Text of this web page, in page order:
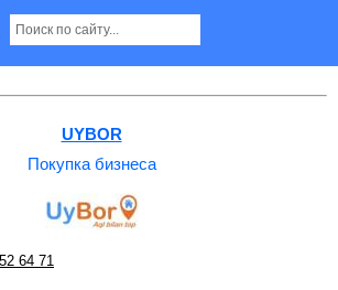
в Ташкенте
UYBOR
Покупка бизнеса
64 71